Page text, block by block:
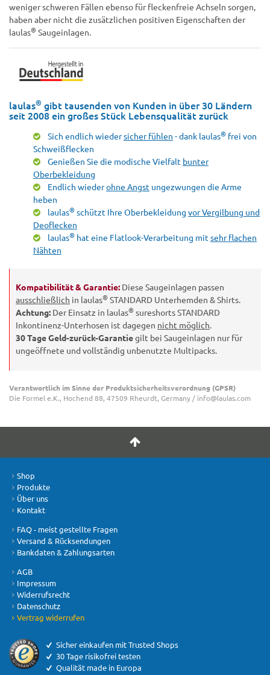
weniger schweren Fällen ebenso für fleckenfreie Achseln sorgen,
haben aber nicht die zusätzlichen positiven Eigenschaften der
laulas®Saugeinlagen.
laulas® gibt tausenden von Kunden in über 30 Ländern
seit 2008 ein großes Stück Lebensqualität zurück
Sich endlich wiedersicher fühlen - dank laulas® frei von
Schweißflecken
Genießen Sie die modische Vielfalt bunter
Oberbekleidung
Endlich wiederohne Angst ungezwungen die Arme
heben
laulas®schützt Ihre Oberbekleidung vor Vergilbung und
Deoflecken
laulas® hat eine Flatlook-Verarbeitung mit sehr flachen
Nähten
Kompatibilität & Garantie: Diese Saugeinlagen passen
ausschließlich in laulas®STANDARD Unterhemden & Shirts.
Achtung: Der Einsatz in laulas®sureshorts STANDARD
Inkontinenz-Unterhosen ist dagegen nicht möglich.
30 Tage Geld-zurück-Garantiegilt bei Saugeinlagen nur für
ungeöffnete und vollständig unbenutzte Multipacks.
Verantwortlich im Sinne der Produktsicherheitsverordnung (GPSR)
Die Formel e.K., Hochend 88, 47509 Rheurdt, Germany / info@laulas.com
Shop
Produkte
Über uns
Kontakt
FAQ - meist gestellte Fragen
Versand & Rücksendungen
Bankdaten & Zahlungsarten
AGB
Impressum
Widerrufsrecht
Datenschutz
Vertrag widerrufen
Sicher einkaufen mit Trusted Shops
30 Tage risikofrei testen
Qualität made in Europa